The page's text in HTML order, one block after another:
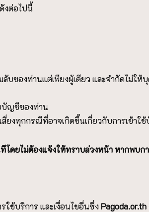
งต่อไปนี้
ของท่านแต่เพียงผู้เดียว และจำกัดไม่ให้
บัญชีของท่าน
ยงทุกกรณีที่อาจเกิดขึ้นเกี่ยวกับการเข้า
ดยไม่ต้องแจ้งให้ทราบล่วงหน้า หากพบก
ใช้บริการ และเงื่อนไขอื่นซึ่งPagoda.or.th